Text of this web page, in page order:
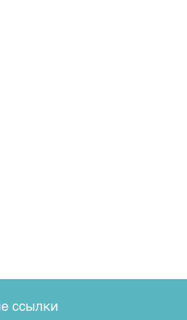
ссылки